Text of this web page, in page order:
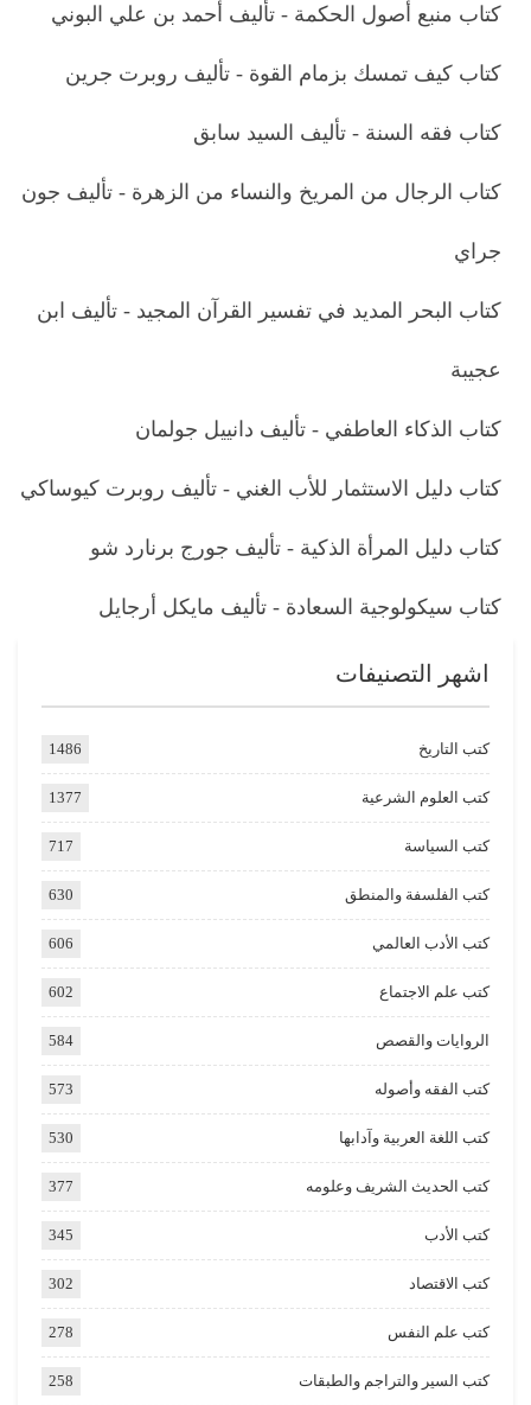
كتاب منبع أصول الحكمة - تأليف أحمد بن علي البوني
كتاب كيف تمسك بزمام القوة - تأليف روبرت جرين
كتاب فقه السنة - تأليف السيد سابق
كتاب الرجال من المريخ والنساء من الزهرة - تأليف جون
جراي
كتاب البحر المديد في تفسير القرآن المجيد - تأليف ابن
عجيبة
كتاب الذكاء العاطفي - تأليف دانييل جولمان
كتاب دليل الاستثمار للأب الغني - تأليف روبرت كيوساكي
كتاب دليل المرأة الذكية - تأليف جورج برنارد شو
كتاب سيكولوجية السعادة - تأليف مايكل أرجايل
اشهر التصنيفات
كتب التاريخ 1486
كتب العلوم الشرعية 1377
كتب السياسة 717
كتب الفلسفة والمنطق 630
كتب الأدب العالمي 606
كتب علم الاجتماع 602
الروايات والقصص 584
كتب الفقه وأصوله 573
كتب اللغة العربية وآدابها 530
كتب الحديث الشريف وعلومه 377
كتب الأدب 345
كتب الاقتصاد 302
كتب علم النفس 278
كتب السير والتراجم والطبقات 258